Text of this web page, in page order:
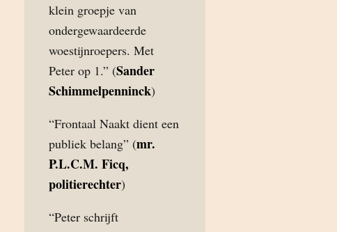
klein groepje van
ondergewaardeerde
woestijnroepers. Met
Peter op 1.” (Sander
Schimmelpenninck)
“Frontaal Naakt dient een
publiek belang” (mr.
P.L.C.M. Ficq,
politierechter)
“Peter schrijft